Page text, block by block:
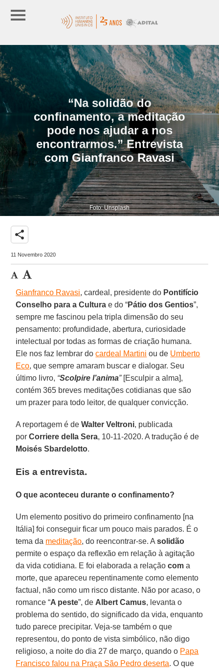
“Na solidão do
confinamento, a meditação
pode nos ajudar a nos
encontrarmos.” Entrevista
com Gianfranco Ravasi
Foto: Unsplash
share
11 Novembro 2020
Gianfranco Ravasi, cardeal, presidente do Pontifício
Conselho para a Cultura e do “Pátio dos Gentios”,
sempre me fascinou pela tripla dimensão do seu
pensamento: profundidade, abertura, curiosidade
intelectual por todas as formas de criação humana.
Ele nos faz lembrar docardeal Martini ou de Umberto
Eco, que sempre amaram buscar e dialogar. Seu
último livro, “Scolpire l’anima”[Esculpir a alma],
contém 365 breves meditações cotidianas que são
um prazer para todo leitor, de qualquer convicção.
A reportagem é deWalter Veltroni, publicada
porCorriere della Sera, 10-11-2020. A tradução é de
Moisés Sbardelotto.
Eis a entrevista.
O que aconteceu durante o confinamento?
Um elemento positivo do primeiro confinamento [na
Itália] foi conseguir ficar um pouco mais parados. É o
tema da meditação, do reencontrar-se. Asolidão
permite o espaço da reflexão em relação à agitação
da vida cotidiana. E foi elaborada a relaçãocom a
morte, que apareceu repentinamente como elemento
factual, não como um risco distante. Não por acaso, o
romance “A peste”, de Albert Camus, levanta o
problema do sentido, do significado da vida, enquanto
tudo parece precipitar. Veja-se também o que
representou, do ponto de vista simbólico, não digo
religioso, a noite do dia 27 de março, quando o Papa
Francisco falou na Praça São Pedro deserta. O que